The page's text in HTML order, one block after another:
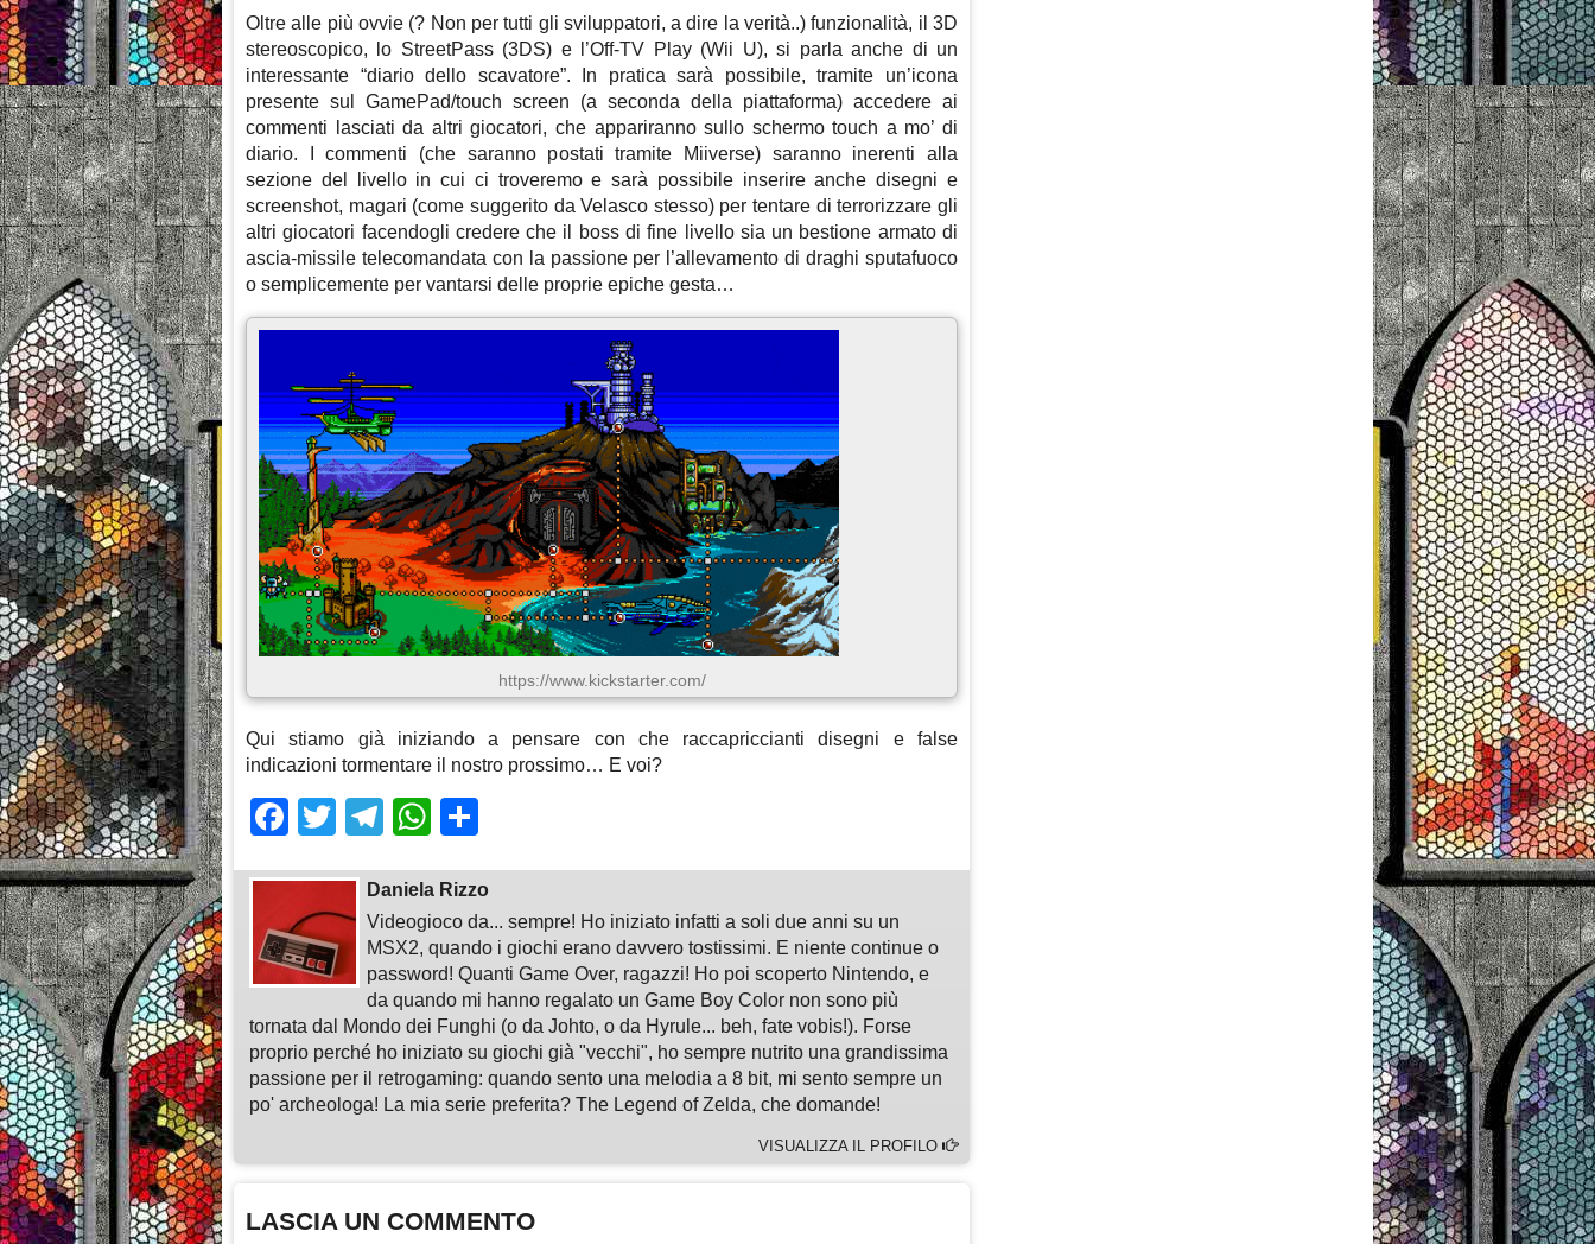
Oltre alle più ovvie (? Non per tutti gli sviluppatori, a dire la verità..) funzionalità, il 3D
stereoscopico, lo StreetPass (3DS) e l’Off-TV Play (Wii U), si parla anche di un
interessante “diario dello scavatore”. In pratica sarà possibile, tramite un’icona
presente sul GamePad/touch screen (a seconda della piattaforma) accedere ai
commenti lasciati da altri giocatori, che appariranno sullo schermo touch a mo’ di
diario. I commenti (che saranno postati tramite Miiverse) saranno inerenti alla
sezione del livello in cui ci troveremo e sarà possibile inserire anche disegni e
screenshot, magari (come suggerito da Velasco stesso) per tentare di terrorizzare gli
altri giocatori facendogli credere che il boss di fine livello sia un bestione armato di
ascia-missile telecomandata con la passione per l’allevamento di draghi sputafuoco
o semplicemente per vantarsi delle proprie epiche gesta…
https://www.kickstarter.com/
Qui stiamo già iniziando a pensare con che raccapriccianti disegni e false
indicazioni tormentare il nostro prossimo… E voi?
Facebook
TwitterTelegram
WhatsApp
Daniela Rizzo
Videogioco da... sempre! Ho iniziato infatti a soli due anni su un
MSX2, quando i giochi erano davvero tostissimi. E niente continue o
password! Quanti Game Over, ragazzi! Ho poi scoperto Nintendo, e
da quando mi hanno regalato un Game Boy Color non sono più
tornata dal Mondo dei Funghi (o da Johto, o da Hyrule... beh, fate vobis!). Forse
proprio perché ho iniziato su giochi già "vecchi", ho sempre nutrito una grandissima
passione per il retrogaming: quando sento una melodia a 8 bit, mi sento sempre un
po' archeologa! La mia serie preferita? The Legend of Zelda, che domande!
VISUALIZZA IL PROFILO
LASCIA UN COMMENTO